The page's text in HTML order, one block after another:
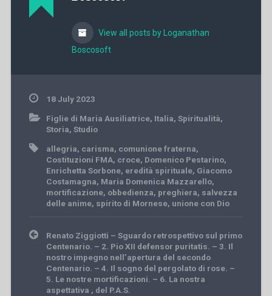
View all posts by Loganathan
Boscosoft
18 July 2023
Figlie di Maria Ausiliatrice, Italia, Spiritualità,
Storia, Studio
allegria, carisma, comunione fraterna,
Costituzioni FMA, croce, Domenico Pestarino,
Enrichetta Sorbone, eredità spirituale, Giacomo
Costamagna, Maria Domenica Mazzarello,
mortificazione, obbedienza, preghiera, salvezza
delle anime, spirito di Mornese, unione con Dio
Post
navigation
Renato Ziggiotti – Sguardo retrospettivo sul primo
Centenario. – 2. Pio XII defensor puritatis. – 3. Il
nostro impegno nell’apertura del secondo
Centenario. – 4. Il sogno del pergolato di rose. –
5. Le nostre mortificazioni. – 6. La nostra
aspettativa , del P.A.S.